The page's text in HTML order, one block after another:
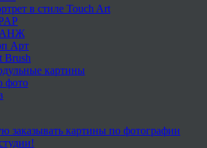
в стиле Touch Art
Арт
Brush
картины
фото